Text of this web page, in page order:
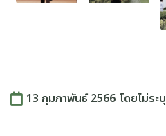
13 กุมภาพันธ์ 2566 โดยไม่ระบุ